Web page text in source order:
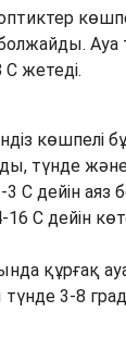
Ауа
С жетеді.
көшпелі
түнде және
С дейін аяз
С дейін
құрғақ
3-8